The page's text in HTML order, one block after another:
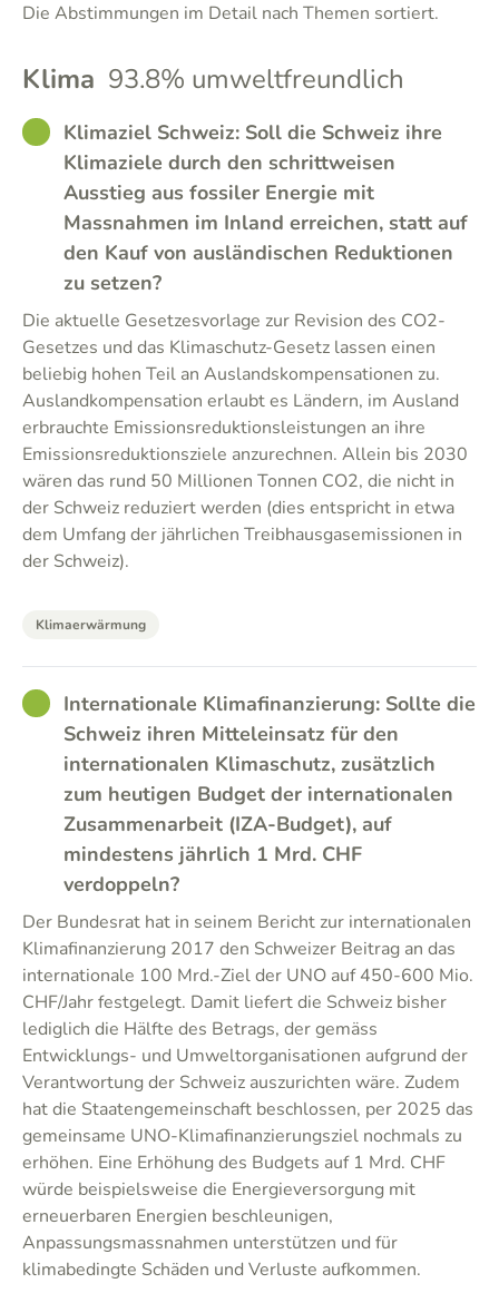
Die Abstimmungen im Detail nach Themen sortiert.
Klima 93.8% umweltfreundlich
GOODKlimaziel Schweiz: Soll die Schweiz ihre
Klimaziele durch den schrittweisen
Ausstieg aus fossiler Energie mit
Massnahmen im Inland erreichen, statt auf
den Kauf von ausländischen Reduktionen
zu setzen?
Die aktuelle Gesetzesvorlage zur Revision des CO2-
Gesetzes und das Klimaschutz-Gesetz lassen einen
beliebig hohen Teil an Auslandskompensationen zu.
Auslandkompensation erlaubt es Ländern, im Ausland
erbrauchte Emissionsreduktionsleistungen an ihre
Emissionsreduktionsziele anzurechnen. Allein bis 2030
wären das rund 50 Millionen Tonnen CO2, die nicht in
der Schweiz reduziert werden (dies entspricht in etwa
dem Umfang der jährlichen Treibhausgasemissionen in
der Schweiz).
Klimaerwärmung
GOODInternationale Klimafinanzierung: Sollte die
Schweiz ihren Mitteleinsatz für den
internationalen Klimaschutz, zusätzlich
zum heutigen Budget der internationalen
Zusammenarbeit (IZA-Budget), auf
mindestens jährlich 1 Mrd. CHF
verdoppeln?
Der Bundesrat hat in seinem Bericht zur internationalen
Klimafinanzierung 2017 den Schweizer Beitrag an das
internationale 100 Mrd.-Ziel der UNO auf 450-600 Mio.
CHF/Jahr festgelegt. Damit liefert die Schweiz bisher
lediglich die Hälfte des Betrags, der gemäss
Entwicklungs- und Umweltorganisationen aufgrund der
Verantwortung der Schweiz auszurichten wäre. Zudem
hat die Staatengemeinschaft beschlossen, per 2025 das
gemeinsame UNO-Klimafinanzierungsziel nochmals zu
erhöhen. Eine Erhöhung des Budgets auf 1 Mrd. CHF
würde beispielsweise die Energieversorgung mit
erneuerbaren Energien beschleunigen,
Anpassungsmassnahmen unterstützen und für
klimabedingte Schäden und Verluste aufkommen.